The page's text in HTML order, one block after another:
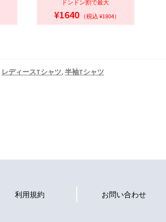
ドンドン割で最大
¥1640 （税込 ¥1804）
レディースTシャツ, 半袖Tシャツ
利用規約 お問い合わせ